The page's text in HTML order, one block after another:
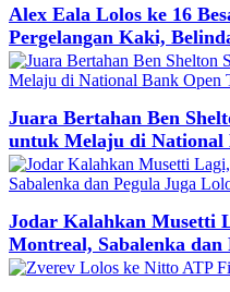
Alex Eala Lolos ke 16
Pergelangan Kaki,
Juara Bertahan Ben
untuk Melaju di National
Jodar Kalahkan Musetti
Montreal, Sabalenka dan